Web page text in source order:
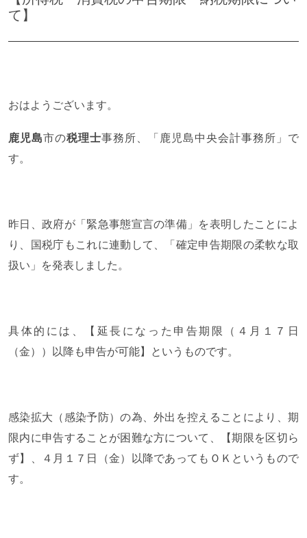
て】
おはようございます。
鹿児島市の税理士事務所、「鹿児島中央会計事務所」で
す。
昨日、政府が「緊急事態宣言の準備」を表明したことによ
り、国税庁もこれに連動して、「確定申告期限の柔軟な取
扱い」を発表しました。
具体的には、【延長になった申告期限（４月１７日
（金））以降も申告が可能】というものです。
感染拡大（感染予防）の為、外出を控えることにより、期
限内に申告することが困難な方について、【期限を区切ら
ず】、４月１７日（金）以降であってもＯＫというもので
す。